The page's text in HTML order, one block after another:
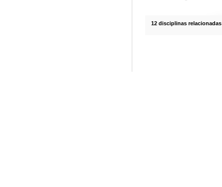
12 disciplinas